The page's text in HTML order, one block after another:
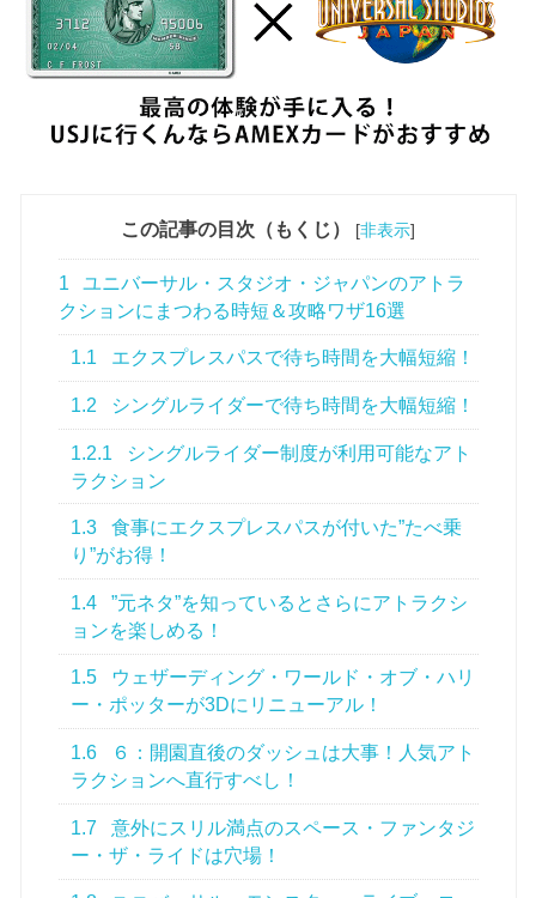
この記事の目次（もくじ） [非表示]
1
ユニバーサル・スタジオ・ジャパンのアトラ
クションにまつわる時短＆攻略ワザ16選
1.1 エクスプレスパスで待ち時間を大幅短縮！
1.2 シングルライダーで待ち時間を大幅短縮！
1.2.1
シングルライダー制度が利用可能なアト
ラクション
1.3
食事にエクスプレスパスが付いた”たべ乗
り”がお得！
1.4
”元ネタ”を知っているとさらにアトラクシ
ョンを楽しめる！
1.5
ウェザーディング・ワールド・オブ・ハリ
ー・ポッターが3Dにリニューアル！
1.6
６：開園直後のダッシュは大事！人気アト
ラクションへ直行すべし！
1.7
意外にスリル満点のスペース・ファンタジ
ー・ザ・ライドは穴場！